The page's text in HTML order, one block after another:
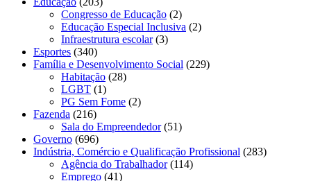
Congresso de Educação (2)
Educação Especial Inclusiva (2)
Infraestrutura escolar(3)
Esportes (340)
Família e Desenvolvimento Social (229)
Habitação (28)
LGBT (1)
PG Sem Fome (2)
Fazenda (216)
Sala do Empreendedor(51)
Governo (696)
Indústria, Comércio e Qualificação Profissional (283)
Agência do Trabalhador(114)
Emprego (41)